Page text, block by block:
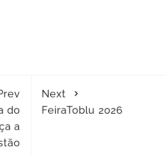
do
a
Next
FeiraToblu 2026